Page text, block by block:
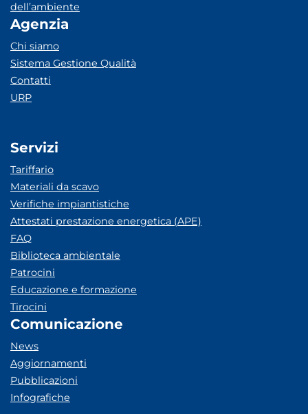
dell’ambiente
Agenzia
Chi siamo
Sistema Gestione Qualità
Contatti
URP
Servizi
Tariffario
Materiali da scavo
Verifiche impiantistiche
Attestati prestazione energetica (APE)
FAQ
Biblioteca ambientale
Patrocini
Educazione e formazione
Tirocini
Comunicazione
News
Aggiornamenti
Pubblicazioni
Infografiche